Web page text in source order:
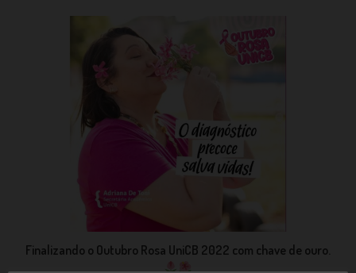
Finalizando o Outubro Rosa UniCB 2022 com chave de ouro.⁣